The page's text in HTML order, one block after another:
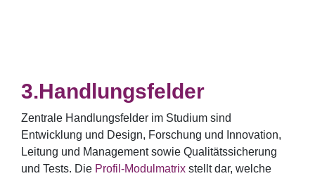
Handlungsfelder
Zentrale Handlungsfelder im Studium sind
Entwicklung und Design, Forschung und Innovation,
Leitung und Management sowie Qualitätssicherung
und Tests. Die Profil-Modulmatrix stellt dar, welche